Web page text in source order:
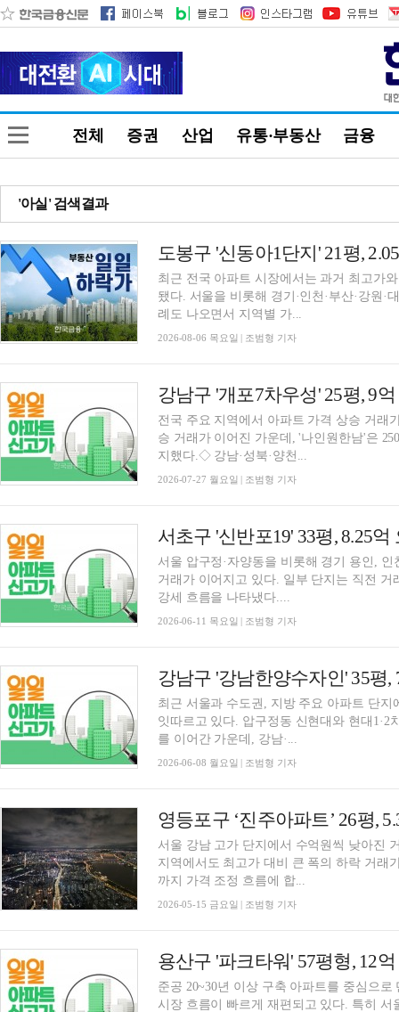
전체 증권 산업 유통·부동산 금융
'아실' 검색결과
최근 전국 아파트 시장에서는 과거 최고가
됐다. 서울을 비롯해 경기·인천·부산·강원
례도 나오면서 지역별 가...
2026-08-06 목요일 | 조범형 기자
전국 주요 지역에서 아파트 가격 상승 거래
승 거래가 이어진 가운데, '나인원한남'은
지했다.◇ 강남·성북·양천...
2026-07-27 월요일 | 조범형 기자
서초구 '신반포19' 33평, 8.25
서울 압구정·자양동을 비롯해 경기 용인,
거래가 이어지고 있다. 일부 단지는 직전
강세 흐름을 나타냈다....
2026-06-11 목요일 | 조범형 기자
최근 서울과 수도권, 지방 주요 아파트 단
잇따르고 있다. 압구정동 신현대와 현대1·2
를 이어간 가운데, 강남·...
2026-06-08 월요일 | 조범형 기자
서울 강남 고가 단지에서 수억원씩 낮아진
지역에서도 최고가 대비 큰 폭의 하락 거래
까지 가격 조정 흐름에 합...
2026-05-15 금요일 | 조범형 기자
용산구 '파크타워' 57평형, 12
준공 20~30년 이상 구축 아파트를 중심으
시장 흐름이 빠르게 재편되고 있다. 특히